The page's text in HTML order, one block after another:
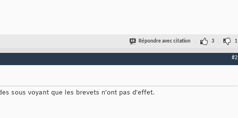
Répondre avec citation 3 1
#2
sous voyant que les brevets n'ont pas d'effet.